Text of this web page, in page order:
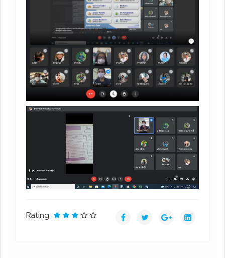
Rating: